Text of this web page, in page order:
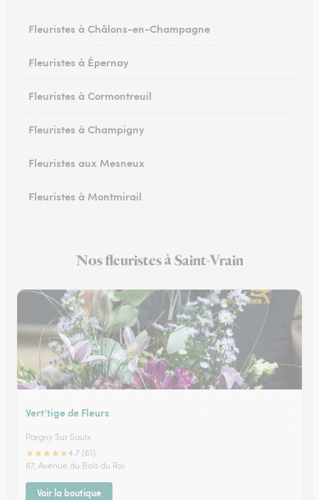
Fleuristes à Châlons-en-Champagne
Fleuristes à Épernay
Fleuristes à Cormontreuil
Fleuristes à Champigny
Fleuristes aux Mesneux
Fleuristes à Montmirail
Fleuristes à Vitry-le-François
Nos fleuristes à Saint-Vrain
Vert’tige de Fleurs
Pargny Sur Saulx
★★★★★4.7 (61)
67, Avenue du Bois du Roi
Voir la boutique